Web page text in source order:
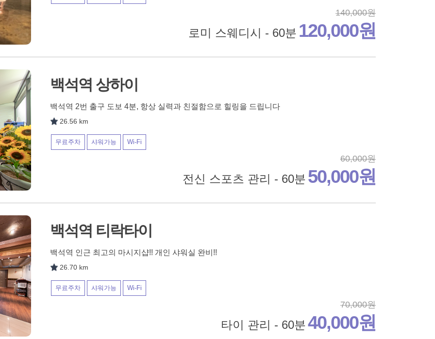
140,000원
로미 스웨디시 - 60분 120,000원
백석역 상하이
백석역 2번 출구 도보 4분, 항상 실력과 친절함으로 힐링을 드립니다
26.56 km
무료주차 샤워가능 Wi-Fi
60,000원
전신 스포츠 관리 - 60분 50,000원
백석역 티락타이
백석역 인근 최고의 마시지샵!! 개인 샤워실 완비!!
26.70 km
무료주차 샤워가능 Wi-Fi
70,000원
타이 관리 - 60분40,000원